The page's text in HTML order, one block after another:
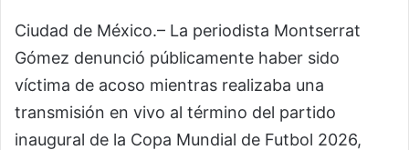
Ciudad de México.– La periodista Montserrat
Gómez denunció públicamente haber sido
víctima de acoso mientras realizaba una
transmisión en vivo al término del partido
inaugural de la Copa Mundial de Futbol 2026,